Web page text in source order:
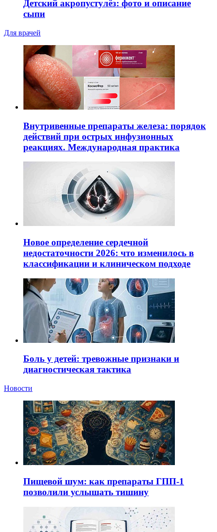
Детский акропустулёз: фото и описание
сыпи
Для врачей
Внутривенные препараты железа: порядок
действий при острых инфузионных
реакциях. Международная практика
Новое определение сердечной
недостаточности 2026: что изменилось в
классификации и клиническом подходе
Боль у детей: тревожные признаки и
диагностическая тактика
Новости
Пищевой шум: как препараты ГПП-1
позволили услышать тишину